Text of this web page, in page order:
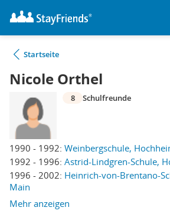
Startseite
Nicole Orthel
1990 - 1992: Weinbergschule,
1992 - 1996: Astrid-Lindgren-Schule,
1996 - 2002: Heinrich-von-Brentano-
Main
Mehr anzeigen
8 Schulfreunde